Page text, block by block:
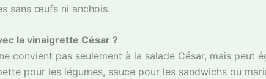
sans œufs ni anchois.
la vinaigrette César ?
convient pas seulement à la salade César, mais peut
pour les légumes, sauce pour les sandwichs ou